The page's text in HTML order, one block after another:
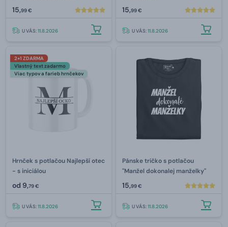
15,99 €
U VÁS:11.8.2026
15,99 €
U VÁS:11.8.2026
2+1 ZDARMA
Vlastný text zadarmo
Viac typov a farieb hrnčekov
Hrnček s potlačou Najlepší otec
- s iniciálou
od 9,79 €
U VÁS:11.8.2026
Pánske tričko s potlačou
"Manžel dokonalej manželky"
15,99 €
U VÁS:11.8.2026